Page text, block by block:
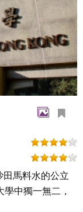
田馬料水的公立
中獨一無二，